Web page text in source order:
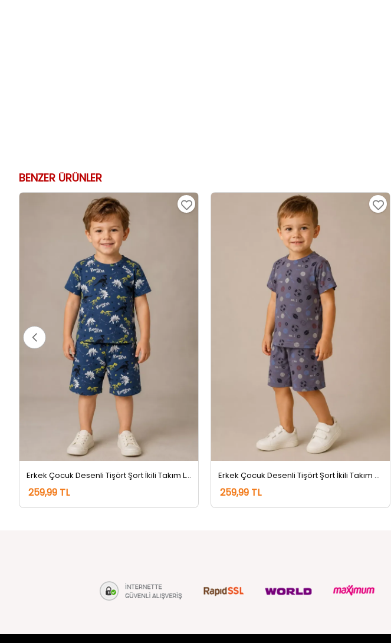
BENZER ÜRÜNLER
Erkek Çocuk Desenli Tişört Şort İkili Takım Lacivert
259,99 TL
Erkek Çocuk Desenli Tişört Şort İkili Takım Füme
259,99 TL